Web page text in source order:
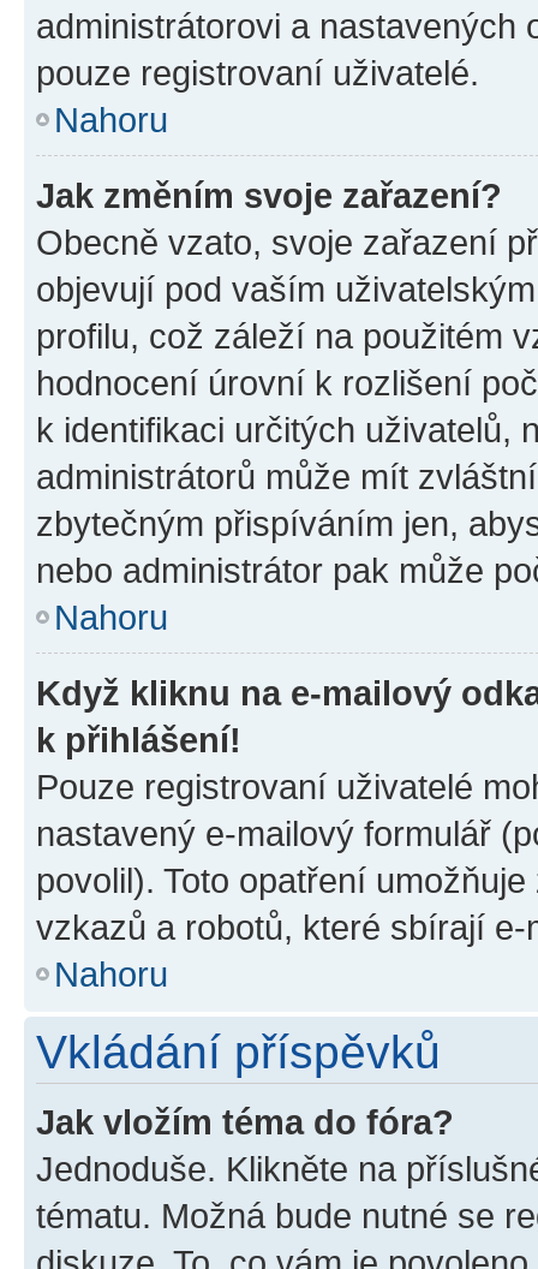
administrátorovi a nastavených
pouze registrovaní uživatelé.
Nahoru
Jak změním svoje zařazení?
Obecně vzato, svoje zařazení
objevují pod vaším
profilu, což záleží na použitém
hodnocení úrovní k rozlišení
k identifikaci určitých uživatelů,
administrátorů může mít
zbytečným přispíváním jen,
nebo administrátor pak může
Nahoru
Když kliknu na e-mailový
k přihlášení!
Pouze registrovaní uživatelé
nastavený e-mailový formulář
povolil). Toto opatření
vzkazů a robotů, které sbírají e-
Nahoru
Vkládání příspěvků
Jak vložím téma do fóra?
Jednoduše. Klikněte na
tématu. Možná bude nutné se